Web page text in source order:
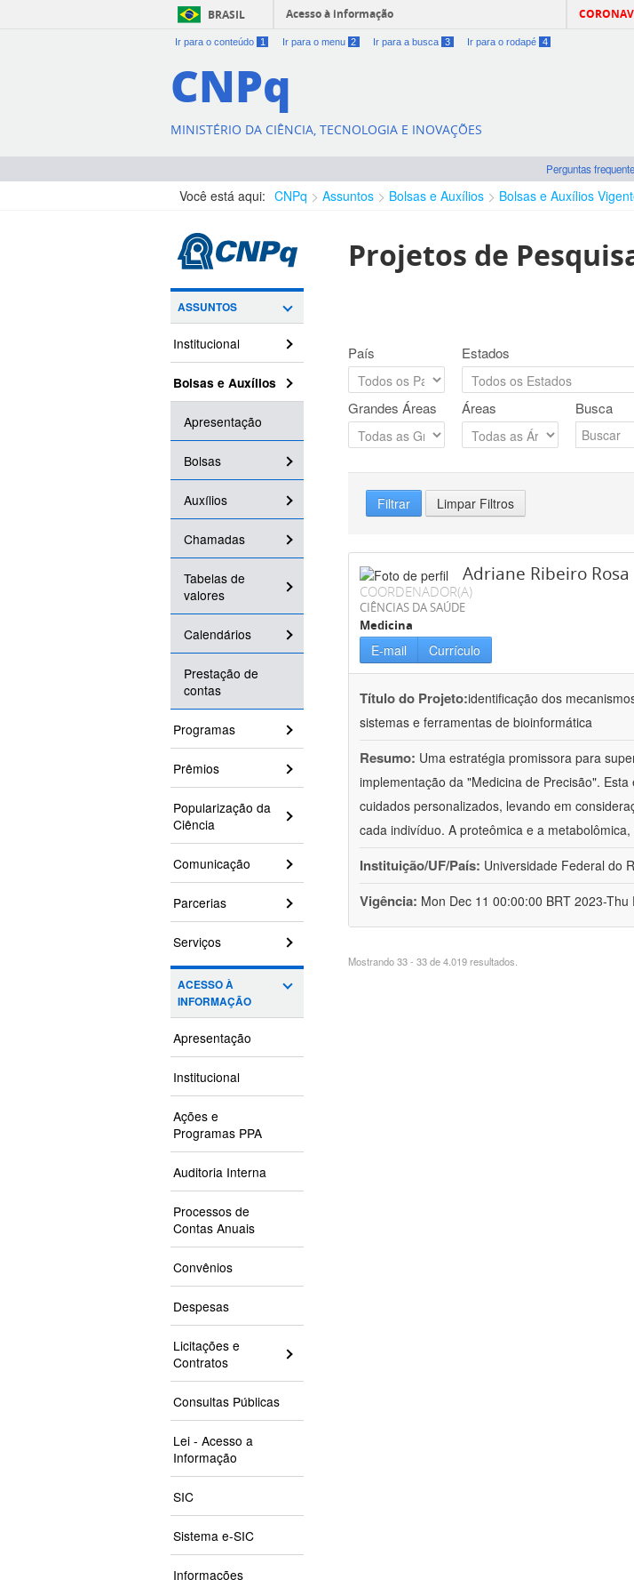
BRASIL Acesso à informação
Ir para o conteúdo 1 Ir para o menu 2 Ir para a busca 3 Ir para o rodapé 4
CNPq
MINISTÉRIO DA CIÊNCIA, TECNOLOGIA E INOVAÇÕES
Perguntas
Você está aqui: CNPq Assuntos Bolsas e Auxílios Bolsas e Auxílios
ASSUNTOS
Institucional
Bolsas e Auxílios
Apresentação
Bolsas
Auxílios
Chamadas
Tabelas de
valores
Calendários
Prestação de
contas
Programas
Prêmios
Popularização da
Ciência
Comunicação
Parcerias
Serviços
ACESSO À
INFORMAÇÃO
Apresentação
Institucional
Ações e
Programas PPA
Auditoria Interna
Processos de
Contas Anuais
Convênios
Despesas
Licitações e
Contratos
Consultas Públicas
Lei - Acesso a
Informação
SIC
Sistema e-SIC
Informações
Projetos de
País Estados
Grandes Áreas Áreas Busca
Filtrar Limpar Filtros
Adriane Ribeiro Rosa
COORDENADOR(A)
CIÊNCIAS DA SAÚDE
Medicina
E-mail Currículo
Título do Projeto:identificação dos
sistemas e ferramentas de bioinformática
Resumo: Uma estratégia promissora para
implementação da "Medicina de Precisão".
cuidados personalizados, levando em
cada indivíduo. A proteômica e a
Instituição/UF/País: Universidade Federal do
Vigência: Mon Dec 11 00:00:00 BRT 2023-
Mostrando 33 - 33 de 4.019 resultados.